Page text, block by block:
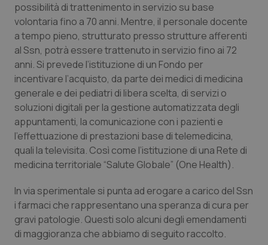
Sicilia
Toscana
Umbria
Valle D’Aosta
Veneto
Neuroscienze & patologie neurodegenerative
Obesità
Oftalmologia
Oncodermatologia
Oncoematologia
Psoriasi & pelle
Quotidiano Cardiologia
possibilità di trattenimento in servizio su base
volontaria fino a 70 anni. Mentre, il personale docente
a tempo pieno, strutturato presso strutture afferenti
al Ssn, potrà essere trattenuto in servizio fino ai 72
anni. Si prevede l’istituzione di un Fondo per
incentivare l’acquisto, da parte dei medici di medicina
generale e dei pediatri di libera scelta, di servizi o
soluzioni digitali per la gestione automatizzata degli
appuntamenti, la comunicazione con i pazienti e
l’effettuazione di prestazioni base di telemedicina,
quali la televisita. Così come l’istituzione di una Rete di
medicina territoriale “Salute Globale” (One Health).
In via sperimentale si punta ad erogare a carico del Ssn
i farmaci che rappresentano una speranza di cura per
gravi patologie. Questi solo alcuni degli emendamenti
di maggioranza che abbiamo di seguito raccolto.